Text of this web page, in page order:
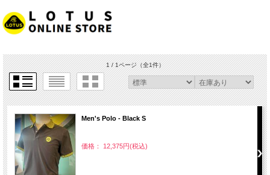
1 / 1ページ（全1件）
Men's Polo - Black S
価格： 12,375円(税込)